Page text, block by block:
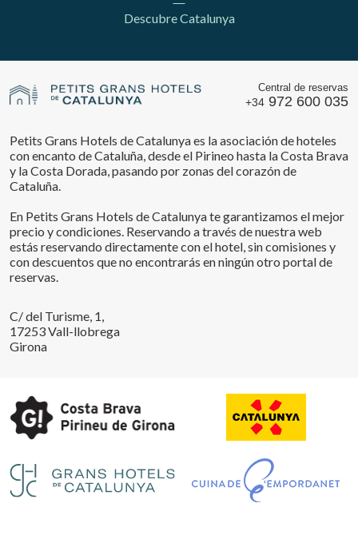
Descubre Catalunya
Central de reservas
+34 972 600 035
Petits Grans Hotels de Catalunya es la asociación de hoteles
con encanto de Cataluña, desde el Pirineo hasta la Costa Brava
y la Costa Dorada, pasando por zonas del corazón de
Cataluña.
En Petits Grans Hotels de Catalunya te garantizamos el mejor
precio y condiciones. Reservando a través de nuestra web
estás reservando directamente con el hotel, sin comisiones y
con descuentos que no encontrarás en ningún otro portal de
reservas.
C/ del Turisme, 1,
17253 Vall-llobrega
Girona
Aceptar todas